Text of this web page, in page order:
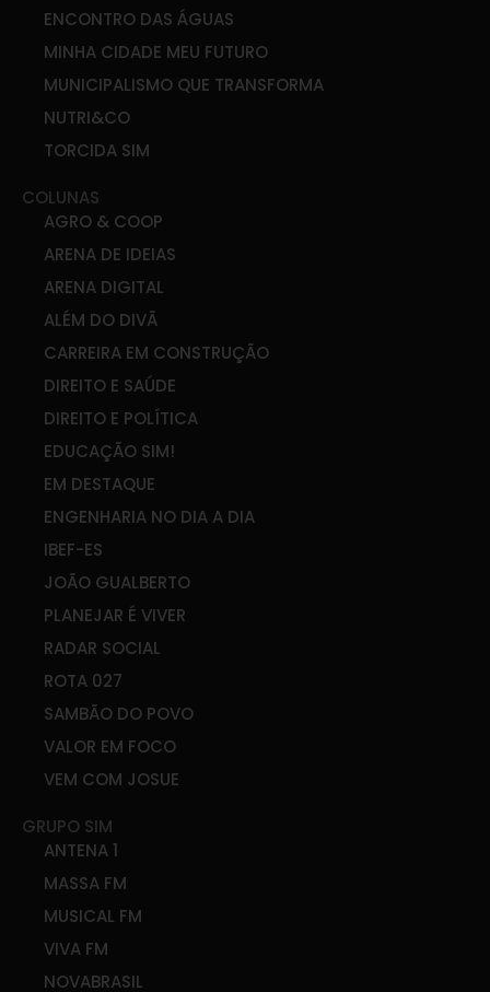
ENCONTRO DAS ÁGUAS
MINHA CIDADE MEU FUTURO
MUNICIPALISMO QUE TRANSFORMA
NUTRI&CO
TORCIDA SIM
COLUNAS
AGRO & COOP
ARENA DE IDEIAS
ARENA DIGITAL
ALÉM DO DIVÃ
CARREIRA EM CONSTRUÇÃO
DIREITO E SAÚDE
DIREITO E POLÍTICA
EDUCAÇÃO SIM!
EM DESTAQUE
ENGENHARIA NO DIA A DIA
IBEF-ES
JOÃO GUALBERTO
PLANEJAR É VIVER
RADAR SOCIAL
ROTA 027
SAMBÃO DO POVO
VALOR EM FOCO
VEM COM JOSUE
GRUPO SIM
ANTENA 1
MASSA FM
MUSICAL FM
VIVA FM
NOVABRASIL